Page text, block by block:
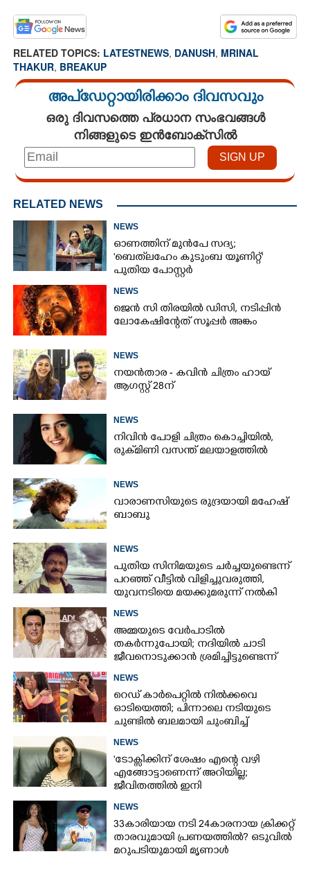
RELATED TOPICS: LATESTNEWS, DANUSH, MRINAL
THAKUR, BREAKUP
അപ്ഡേറ്റായിരിക്കാം ദിവസവും
ഒരു ദിവസത്തെ പ്രധാന സംഭവങ്ങൾ
നിങ്ങളുടെ ഇൻബോക്സിൽ
RELATED NEWS
NEWS
ഓണത്തിന് മുൻപേ സദ്യ;
'ബെത്‌ലഹേം കുടുംബ യൂണിറ്റ്'
പുതിയ പോസ്റ്റർ
NEWS
ജെൻ സി തിരയിൽ ഡിസി, നടിപ്പിൻ
ലോകേഷിന്റേത് സൂപ്പർ അങ്കം
NEWS
നയൻതാര - കവിൻ ചിത്രം ഹായ്
ആഗസ്റ്റ് 28ന്
NEWS
നിവിൻ പോളി ചിത്രം കൊച്ചിയിൽ,
രുക്‌മിണി വസന്ത് മലയാളത്തിൽ
NEWS
വാരാണസിയുടെ രുദ്രയായി മഹേഷ്
ബാബു
NEWS
പുതിയ സിനിമയുടെ ചർച്ചയുണ്ടെന്ന്
പറ‍‌ഞ്ഞ് വീട്ടിൽ വിളിച്ചുവരുത്തി,
യുവനടിയെ മയക്കുമരുന്ന് നൽകി
NEWS
അമ്മയുടെ വേർപാടിൽ
തകർന്നുപോയി; നദിയിൽ ചാടി
ജീവനൊടുക്കാൻ ശ്രമിച്ചിട്ടുണ്ടെന്ന്
NEWS
റെഡ് കാർപെറ്റിൽ നിൽക്കവെ
ഓടിയെത്തി; പിന്നാലെ നടിയുടെ
ചുണ്ടിൽ ബലമായി ചുംബിച്ച്
NEWS
'ടോക്സിക്കിന് ശേഷം എന്റെ വഴി
എങ്ങോട്ടാണെന്ന് അറിയില്ല;
ജീവിതത്തിൽ ഇനി
ഉള്ളിൽ ഉണ്ടായിരിക്കും'
NEWS
33കാരിയായ നടി 24കാരനായ ക്രിക്കറ്റ്
താരവുമായി പ്രണയത്തിൽ? ഒടുവിൽ
മറുപടിയുമായി മൃണാൾ